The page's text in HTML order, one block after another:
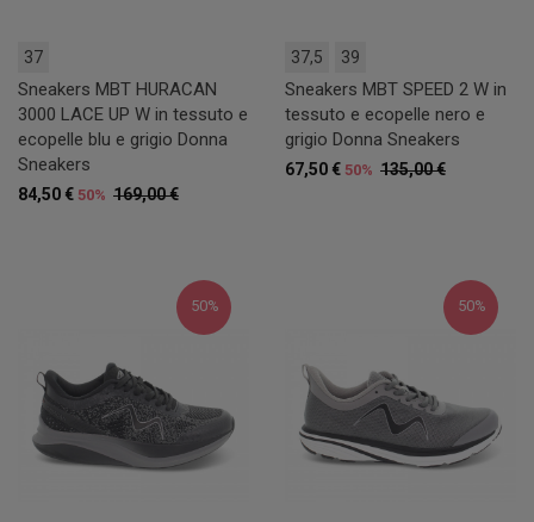
37
Sneakers MBT HURACAN
3000 LACE UP W in tessuto e
ecopelle blu e grigio Donna
Sneakers
169,00 €
84,50 € 50%
37,5 39
Sneakers MBT SPEED 2 W in
tessuto e ecopelle nero e
grigio Donna Sneakers
135,00 €
67,50 € 50%
50% 50%